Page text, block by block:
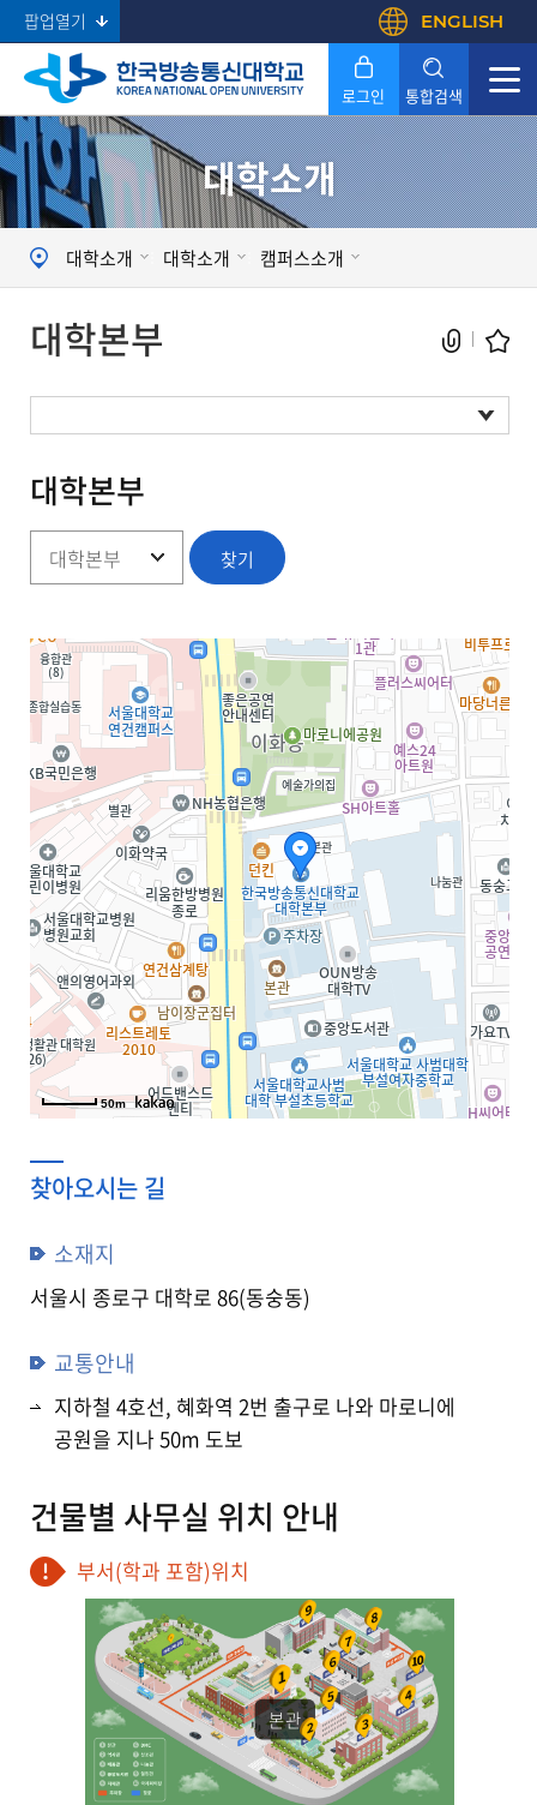
팝업열기 ENGLISH
로그인 통합검색
Search 대학소개
대학소개 대학소개 캠퍼스소개
대학본부
대학본부
서울지역
부산지역
대구·경북지역
인천지역
광주·전남지역
대전·충남지역
울산지역
경기지역
강원지역
대학본부
50m
찾아오시는 길
소재지
서울시 종로구 대학로 86(동숭동)
교통안내
지하철 4호선, 혜화역 2번 출구로 나와 마로니에
공원을 지나 50m 도보
건물별 사무실 위치 안내
부서(학과 포함)위치
본관